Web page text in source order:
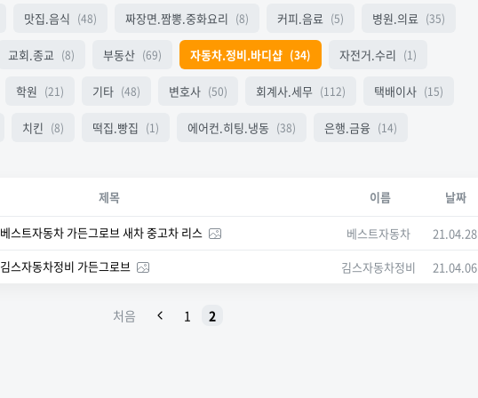
맛집.음식 (48) 짜장면.짬뽕.중화요리 (8) 커피.음료 (5) 병원.의료 (35)
교회.종교 (8) 부동산 (69) 자동차.정비.바디샵 (34) 자전거.수리 (1)
학원 (21) 기타 (48) 변호사 (50) 회계사.세무 (112) 택배이사 (15)
치킨 (8) 떡집.빵집 (1) 에어컨.히팅.냉동 (38) 은행.금융 (14)
제목 이름 날짜
베스트자동차 가든그로브 새차 중고차 리스 베스트자동차
21.04.28
김스자동차정비 가든그로브 김스자동차정비 21.04.06
처음 1 2